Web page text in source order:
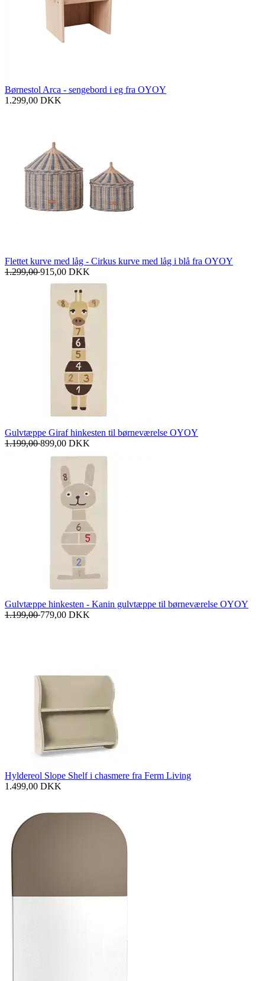
Børnestol Arca - sengebord i eg fra OYOY
1.299,00 DKK
Flettet kurve med låg - Cirkus kurve med låg i blå fra OYOY
1.299,00915,00 DKK
Gulvtæppe Giraf hinkesten til børneværelse OYOY
1.199,00899,00 DKK
Gulvtæppe hinkesten - Kanin gulvtæppe til børneværelse OYOY
1.199,00779,00 DKK
Hyldereol Slope Shelf i chasmere fra Ferm Living
1.499,00 DKK